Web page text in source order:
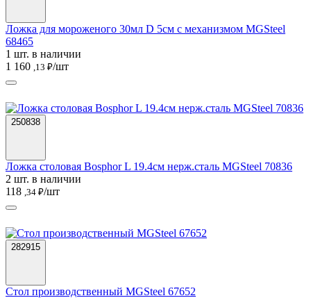
Ложка для мороженого 30мл D 5см с механизмом MGSteel
68465
1 шт. в наличии
1 160 ,13 ₽/шт
250838
Ложка столовая Bosphor L 19.4см нерж.сталь MGSteel 70836
2 шт. в наличии
118 ,34 ₽/шт
282915
Стол производственный MGSteel 67652